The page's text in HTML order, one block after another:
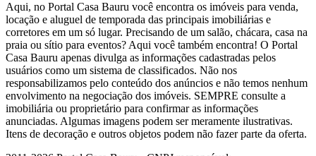
Aqui, no Portal Casa Bauru você encontra os imóveis para venda,
locação e aluguel de temporada das principais imobiliárias e
corretores em um só lugar. Precisando de um salão, chácara, casa na
praia ou sítio para eventos? Aqui você também encontra! O Portal
Casa Bauru apenas divulga as informações cadastradas pelos
usuários como um sistema de classificados. Não nos
responsabilizamos pelo conteúdo dos anúncios e não temos nenhum
envolvimento na negociação dos imóveis. SEMPRE consulte a
imobiliária ou proprietário para confirmar as informações
anunciadas. Algumas imagens podem ser meramente ilustrativas.
Itens de decoração e outros objetos podem não fazer parte da oferta.